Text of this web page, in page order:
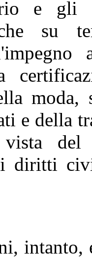
e gli
su
e della
del
diritti
intanto,